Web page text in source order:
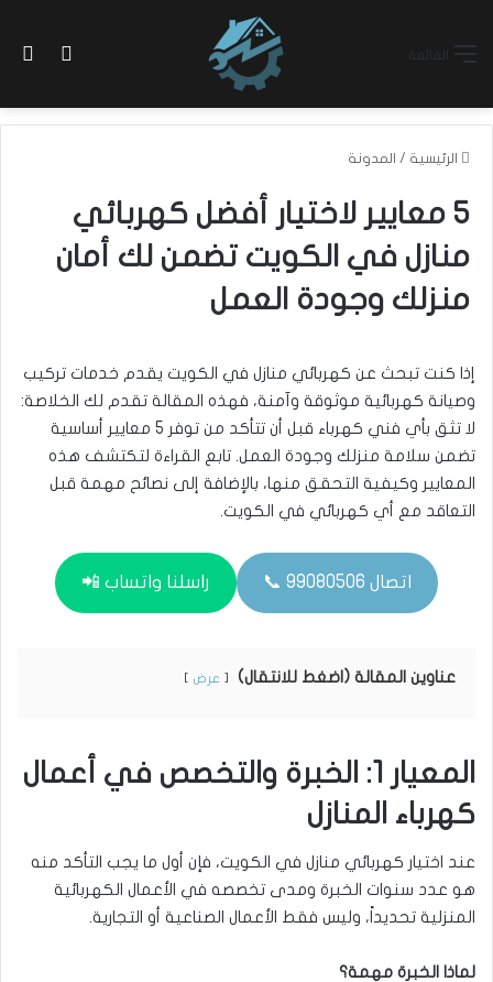
الوضع
الرئيسية / المدونة
5 معايير لاختيار أفضل كهربائي
منازل في الكويت تضمن لك أمان
منزلك وجودة العمل
إذا كنت تبحث عن كهربائي منازل في الكويت يقدم خدمات تركيب
وصيانة كهربائية موثوقة وآمنة، فهذه المقالة تقدم لك الخلاصة:
لا تثق بأي فني كهرباء قبل أن تتأكد من توفر 5 معايير أساسية
تضمن سلامة منزلك وجودة العمل. تابع القراءة لتكتشف هذه
المعايير وكيفية التحقق منها، بالإضافة إلى نصائح مهمة قبل
التعاقد مع أي كهربائي في الكويت.
اتصال 99080506 📞 راسلنا واتساب 📲
عناوين المقالة (اضغط للانتقال) عرض
المعيار 1: الخبرة والتخصص في أعمال
كهرباء المنازل
عند اختيار كهربائي منازل في الكويت، فإن أول ما يجب التأكد منه
هو عدد سنوات الخبرة ومدى تخصصه في الأعمال الكهربائية
المنزلية تحديداً، وليس فقط الأعمال الصناعية أو التجارية.
لماذا الخبرة مهمة؟